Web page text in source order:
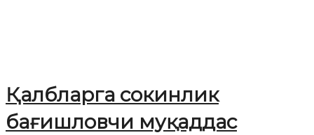
Қалбларга сокинлик
бағишловчи муқаддас